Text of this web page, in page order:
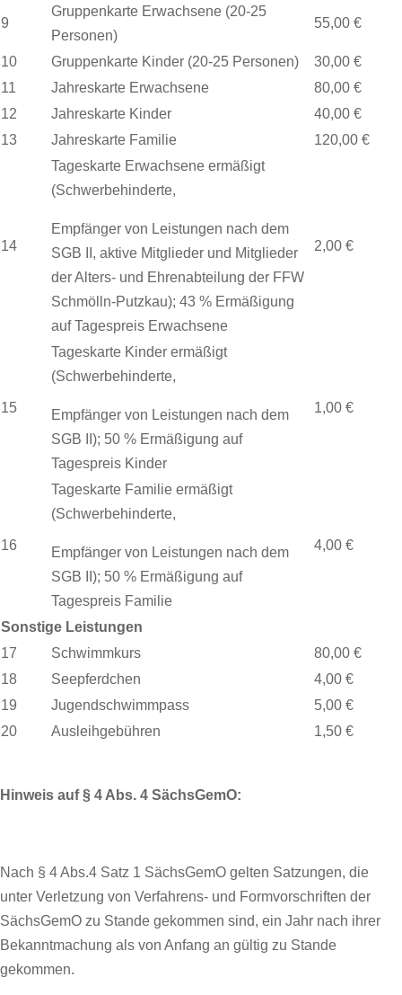
9
Gruppenkarte Erwachsene (20-25
Personen)
55,00 €
10 Gruppenkarte Kinder (20-25 Personen)
30,00 €
11
Jahreskarte Erwachsene
80,00 €
12
Jahreskarte Kinder
40,00 €
13
Jahreskarte Familie 120,00 €
14
Tageskarte Erwachsene ermäßigt
(Schwerbehinderte,
Empfänger von Leistungen nach dem
SGB II, aktive Mitglieder und Mitglieder
der Alters- und Ehrenabteilung der FFW
Schmölln-Putzkau); 43 % Ermäßigung
auf Tagespreis Erwachsene
2,00 €
15
Tageskarte Kinder ermäßigt
(Schwerbehinderte,
Empfänger von Leistungen nach dem
SGB II); 50 % Ermäßigung auf
Tagespreis Kinder
1,00 €
16
Tageskarte Familie ermäßigt
(Schwerbehinderte,
Empfänger von Leistungen nach dem
SGB II); 50 % Ermäßigung auf
Tagespreis Familie
4,00 €
Sonstige Leistungen
17
Schwimmkurs
80,00 €
18
Seepferdchen
4,00 €
19
Jugendschwimmpass
5,00 €
20
Ausleihgebühren 1,50 €
Hinweis auf § 4 Abs. 4 SächsGemO:
Nach § 4 Abs.4 Satz 1 SächsGemO gelten Satzungen, die
unter Verletzung von Verfahrens- und Formvorschriften der
SächsGemO zu Stande gekommen sind, ein Jahr nach ihrer
Bekanntmachung als von Anfang an gültig zu Stande
gekommen.